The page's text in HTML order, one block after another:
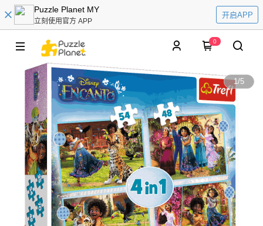
Puzzle Planet MY
立刻使用官方 APP
开启APP
0
1/5